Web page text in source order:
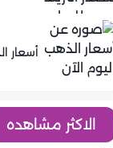
أسعار
الاكثر مشاهده